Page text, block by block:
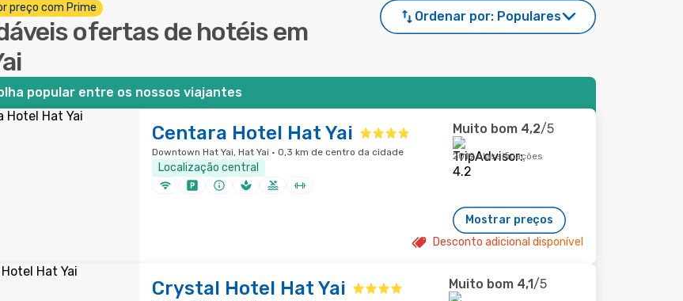
preço com Prime
ofertas de hotéis em
Ordenar por: Populares
popular entre os nossos viajantes
Centara Hotel Hat Yai
Downtown Hat Yai, Hat Yai · 0,3 km de centro da cidade
Localização central
Muito bom 4,2/5
2019 classificações
Mostrar preços
Desconto adicional disponível
Crystal Hotel Hat Yai Muito bom 4,1/5